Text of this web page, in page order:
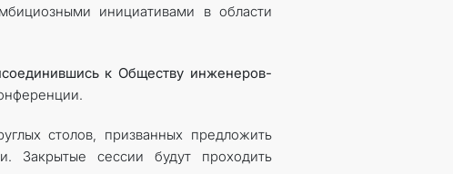
инициативами в области
к Обществу инженеров-
столов, призванных предложить
Закрытые сессии будут проходить